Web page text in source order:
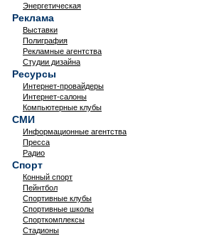
Энергетическая
Реклама
Выставки
Полиграфия
Рекламные агентства
Студии дизайна
Ресурсы
Интернет-провайдеры
Интернет-салоны
Компьютерные клубы
СМИ
Информационные агентства
Пресса
Радио
Спорт
Конный спорт
Пейнтбол
Спортивные клубы
Спортивные школы
Спорткомплексы
Стадионы